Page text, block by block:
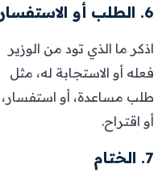
6. الطلب أو الاستفسار
اذكر ما الذي تود من الوزير
فعله أو الاستجابة له، مثل
طلب مساعدة، أو استفسار،
أو اقتراح.
7. الختام